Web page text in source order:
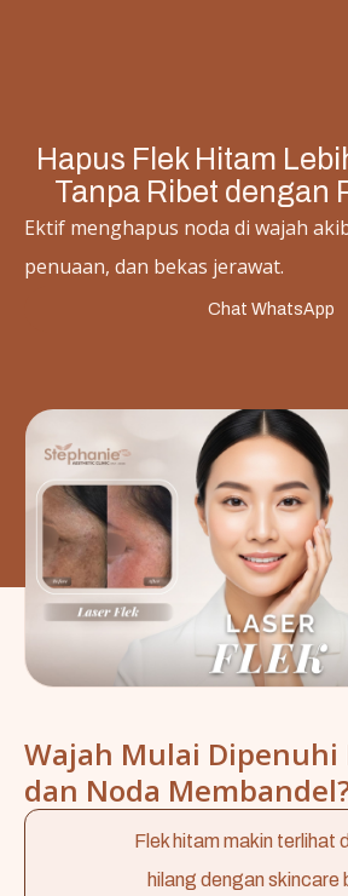
Hapus Flek Hitam
Tanpa Ribet dengan
Ektif menghapus noda di wajah
penuaan, dan bekas jerawat.
Chat WhatsApp
Wajah Mulai Dipenuhi
dan Noda
Flek hitam makin terlihat
hilang dengan skincare